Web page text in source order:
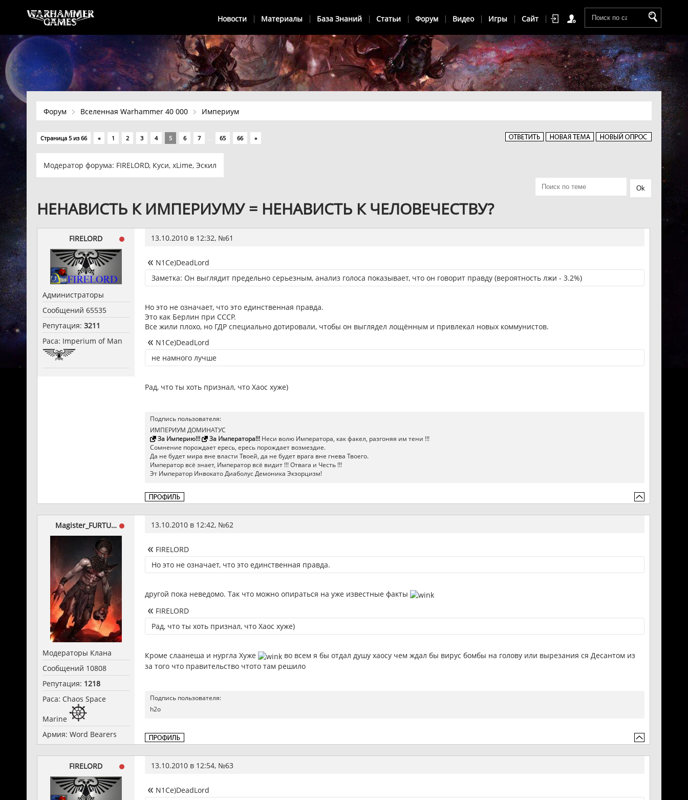
Новости Материалы База Знаний Статьи Форум Видео Игры Сайт
Форум Вселенная Warhammer 40 000 Империум
Страница 5из66 « 1 2 3 4 5 6 7 65 66 »
Модератор форума: FIRELORD, Куси, xLime, Эскил
НЕНАВИСТЬ К ИМПЕРИУМУ = НЕНАВИСТЬ К ЧЕЛОВЕЧЕСТВУ?
FIRELORD
Администраторы
Сообщений 65535
Репутация: 3211
Раса: Imperium of Man
13.10.2010 в 12:32, №61
N1Ce)DeadLord
Заметка: Он выглядит предельно серьезным, анализ голоса показывает, что он говорит правду (вероятность лжи - 3.2%)
Но это не означает, что это единственная правда.
Это как Берлин при СССР.
Все жили плохо, но ГДР специально дотировали, чтобы он выглядел лощённым и привлекал новых коммунистов.
N1Ce)DeadLord
не намного лучше
Рад, что ты хоть признал, что Хаос хуже)
Подпись пользователя:
ИМПЕРИУМ ДОМИНАТУС
За Империю!!!
За Императора!!!Неси волю Императора, как факел, разгоняя им тени !!!
Сомнение порождает ересь, ересь порождает возмездие.
Да не будет мира вне власти Твоей, да не будет врага вне гнева Твоего.
Император всё знает, Император всё видит !!! Отвага и Честь !!!
Эт Император Инвокато Диаболус Демоника Экзорцизм!
Magister_FURTUM
Модераторы Клана
Сообщений 10808
Репутация: 1218
Раса: Chaos Space
Marine
Армия: Word Bearers
13.10.2010 в 12:42, №62
FIRELORD
Но это не означает, что это единственная правда.
другой пока неведомо. Так что можно опираться на уже известные факты
FIRELORD
Рад, что ты хоть признал, что Хаос хуже)
Кроме слаанеша и нургла Хуже
во всем я бы отдал душу хаосу чем ждал бы вирус бомбы на голову или вырезания ся Десантом из
за того что правительство чтото там решило
Подпись пользователя:
h2o
FIRELORD 13.10.2010 в 12:54, №63
N1Ce)DeadLord